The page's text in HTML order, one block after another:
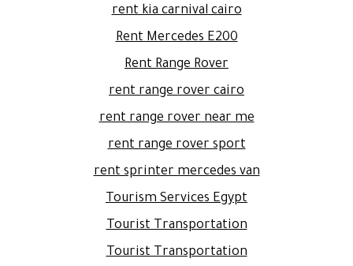
rent kia carnival cairo
Rent Mercedes E200
Rent Range Rover
rent range rover cairo
rent range rover near me
rent range rover sport
rent sprinter mercedes van
Tourism Services Egypt
Tourist Transportation
Tourist Transportation